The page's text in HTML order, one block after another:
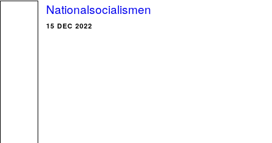
Nationalsocialismen
15 DEC 2022